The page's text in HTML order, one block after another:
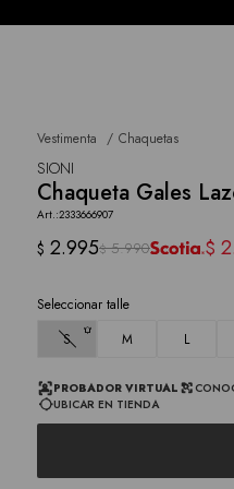
Vestimenta Chaquetas
SIONI
Chaqueta Gales
2333666907
$ 2.995$ 5.990 $
Seleccionar talle
S
M L
PROBADOR VIRTUAL
UBICAR EN TIENDA